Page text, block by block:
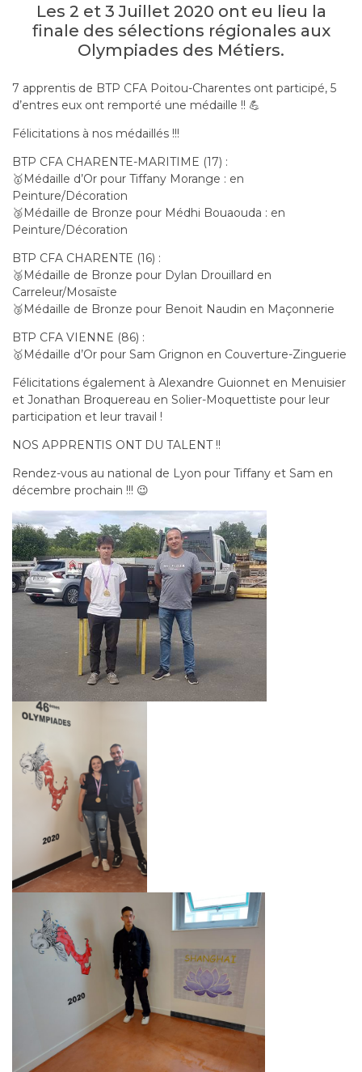
Les 2 et 3 Juillet 2020 ont eu lieu la
finale des sélections régionales aux
Olympiades des Métiers.
7 apprentis de BTP CFA Poitou-Charentes ont participé, 5
d’entres eux ont remporté une médaille !! 💪
Félicitations à nos médaillés !!!
BTP CFA CHARENTE-MARITIME (17) :
🥇Médaille d’Or pour Tiffany Morange : en
Peinture/Décoration
🥉Médaille de Bronze pour Médhi Bouaouda : en
Peinture/Décoration
BTP CFA CHARENTE (16) :
🥉Médaille de Bronze pour Dylan Drouillard en
Carreleur/Mosaïste
🥉Médaille de Bronze pour Benoit Naudin en Maçonnerie
BTP CFA VIENNE (86) :
🥇Médaille d’Or pour Sam Grignon en Couverture-Zinguerie
Félicitations également à Alexandre Guionnet en Menuisier
et Jonathan Broquereau en Solier-Moquettiste pour leur
participation et leur travail !
NOS APPRENTIS ONT DU TALENT !!
Rendez-vous au national de Lyon pour Tiffany et Sam en
décembre prochain !!! 😉